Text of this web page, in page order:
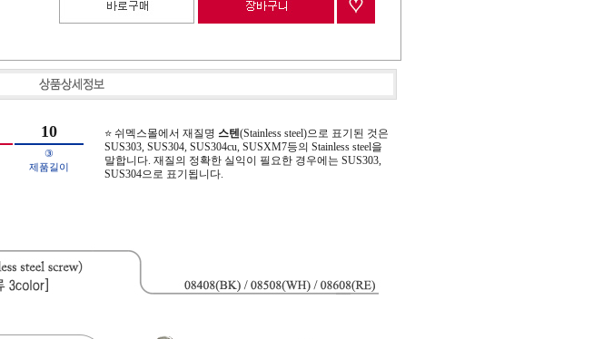
10
③
제품길이
⭐ 쉬멕스몰에서 재질명 스텐(Stainless steel)으로 표기된 것은
SUS303, SUS304, SUS304cu, SUSXM7등의 Stainless steel을
말합니다. 재질의 정확한 실익이 필요한 경우에는 SUS303,
SUS304으로 표기됩니다.